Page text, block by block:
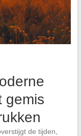
gemis
de tijden,